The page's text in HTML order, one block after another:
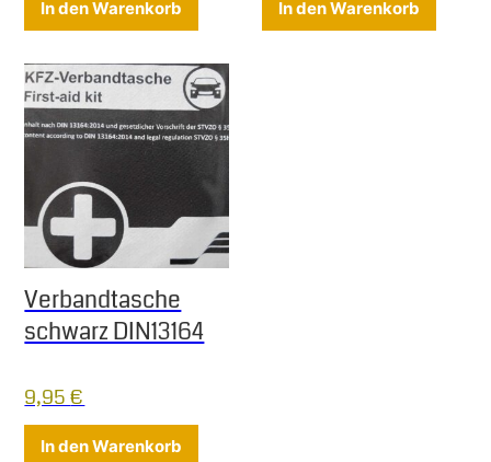
In den Warenkorb In den Warenkorb
Verbandtasche
schwarz DIN13164
9,95€
In den Warenkorb